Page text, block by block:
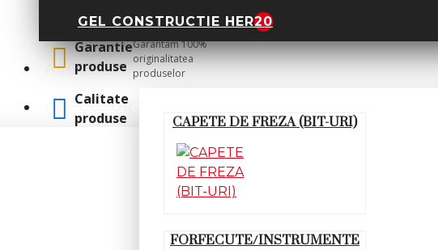
GEL CONSTRUCTIE HER20
ACCESORII
CAPETE DE FREZA (BIT-URI)
FORFECUTE/INSTRUMENTE
GEL COLOR
GRATUIT
Garantie
produse
Garantam 100%
originalitatea
produselor
Calitate
produse